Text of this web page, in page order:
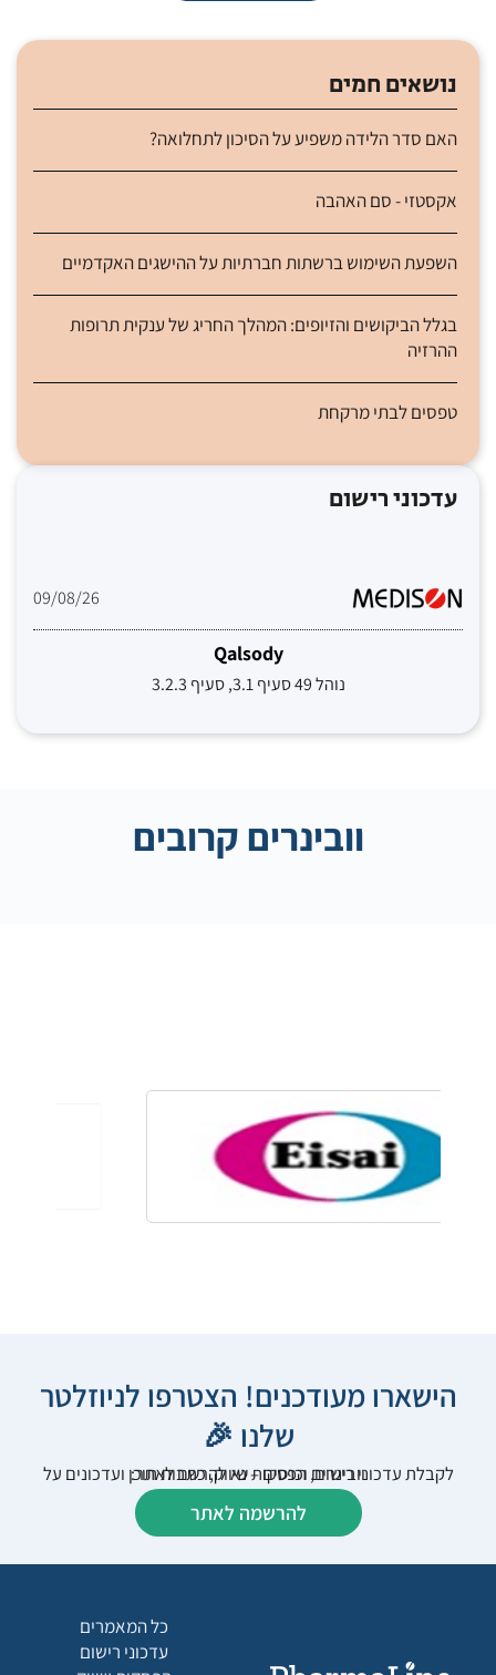
נושאים חמים
האם סדר הלידה משפיע על הסיכון לתחלואה?
אקסטזי - סם האהבה
השפעת השימוש ברשתות חברתיות על ההישגים האקדמיים
בגלל הביקושים והזיופים: המהלך החריג של ענקית תרופות
ההרזיה
טפסים לבתי מרקחת
עדכוני רישום
09/08/26
Qalsody
נוהל 49 סעיף 3.1, סעיף 3.2.3
וובינרים קרובים
הישארו מעודכנים! הצטרפו לניוזלטר
שלנו 🎉
לקבלת עדכוני רישום, הפסקות שיווק, כתבות תוכן ועדכונים על וובינרים וכנסים – נא להרשם לאתר:
להרשמה לאתר
כל המאמרים
עדכוני רישום